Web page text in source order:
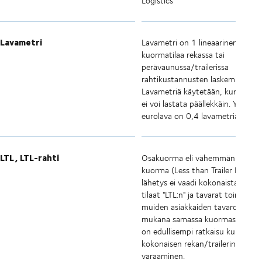
Lavametri
Lavametri on 1 lineaarinen metri
kuormatilaa rekassa tai
perävaunussa/trailerissa
rahtikustannusten laskemiseksi.
Lavametriä käytetään, kun
ei voi lastata päällekkäin. Yksi
eurolava on 0,4 lavametriä.
LTL, LTL-rahti
Osakuorma eli vähemmän kuin
kuorma (Less than Trailer Load).
lähetys ei vaadi kokonaista
tilaat "LTL:n" ja tavarat
muiden asiakkaiden tavaroiden
mukana samassa kuormassa.
on edullisempi ratkaisu kuin
kokonaisen rekan/trailerin
varaaminen.